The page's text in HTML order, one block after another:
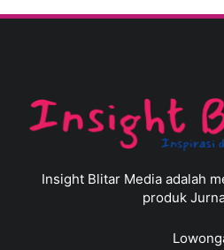
Insight Blitar Media adalah
produk